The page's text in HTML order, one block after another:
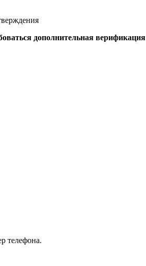
дополнительная верификация
телефона.